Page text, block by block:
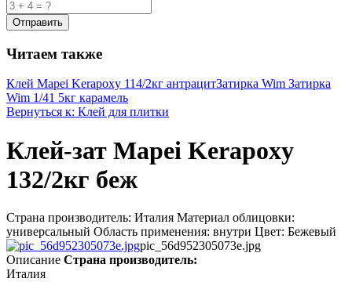
Читаем также
Клей Mapei Kerapoxy 114/2кг антрацитЗатирка Wim Затирка
Wim 1/41 5кг карамель
Вернуться к: Клей для плитки
Клей-зат Mapei Kerapoxy
132/2кг беж
Страна производитель: Италия Материал облицовки:
универсальный Область применения: внутри Цвет: Бежевый
pic_56d952305073e.jpg
Описание Страна производитель:
Италия